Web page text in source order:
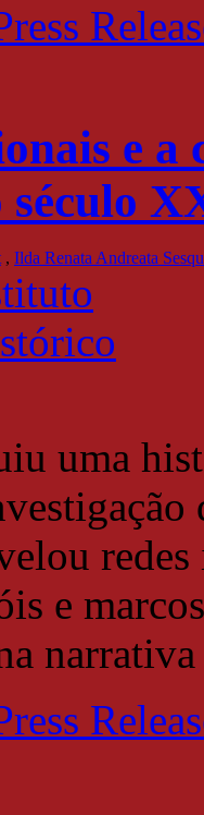
e
século
, Ilda Renata Andreata
uma
e